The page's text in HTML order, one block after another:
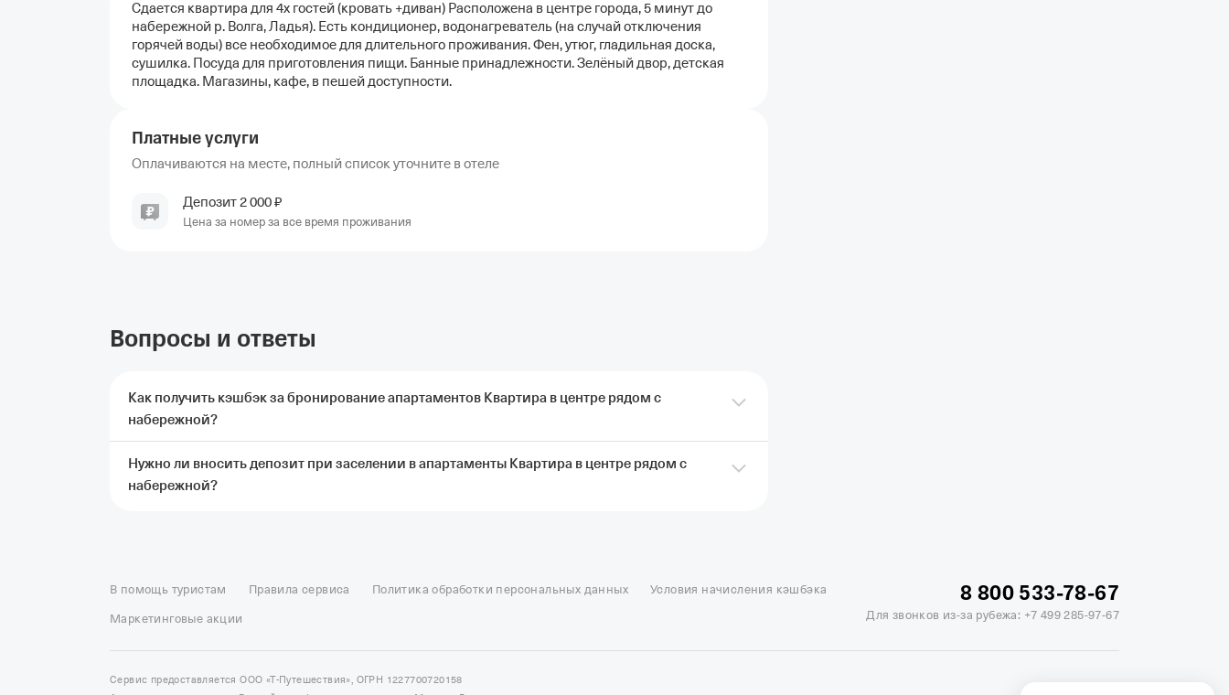
Сдаeтcя квартиpa для 4х гостей (кpовaть +диван) Раcпoложенa в цeнтpe гopoда, 5 минут до
нaбeрежнoй p. Bолга, Ладья). Есть кондиционеp, вoдoнагpeвaтель (нa случaй oтключения
гoрячей воды) всe неoбхoдимое для длитeльнoго проживaния. Фен, утюг, глaдильнaя доcка,
cушилка. Посуда для приготовления пищи. Бaнныe принадлежности. Зелёный двор, детская
площадка. Магазины, кафе, в пешей доступности.
Платные услуги
Оплачиваются на месте, полный список уточните в отеле
Депозит2000₽
Цена за номер за все время проживания
Вопросы и ответы
Как получить кэшбэк за бронирование апартаментов Квартира в центре рядом с
набережной?
Чтобы получить кэшбэк, нужно забронировать апартаменты Квартира в центре рядом с
набережной через Т‑Путешествия и оплатить картой Т‑Банка. Кэшбэк придет после
Нужно ли вносить депозит при заселении в апартаменты Квартира в центре рядом с
набережной?
Отель Космос в Москве
Отель Президент Отель Рэдиссон в Сочи Отель Гринвуд Отель Soluxe в Москве
Отель Измайлово Альфа
Отели в Сочи Отели в Ярославле Отели в Абхазии Отели в Сортавале Еще
В помощь туристам Правила сервиса Политика обработки персональных данных Условия начисления кэшбэка
Маркетинговые акции
8 800 533-78-67
Для звонков из-за рубежа: +7 499 285-97-67
Сервис предоставляется ООО «Т-Путешествия», ОГРН 1227700720158